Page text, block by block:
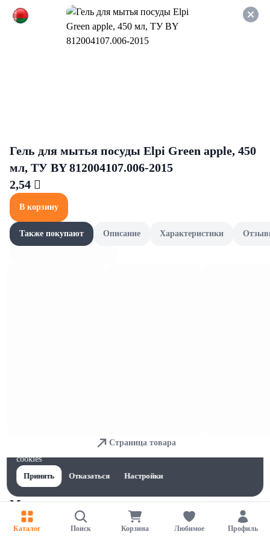
Оформляйте заказ НА
САМОВЫВОЗ и получайте
СКИДКУ 7%
Механические
Каталог Поиск Корзина Любимое Профиль
Для обеспечения удобства пользователей сайта используются
cookies
Принять
Отказаться Настройки
Гель для мытья посуды Elpi Green apple, 450
мл, ТУ BY 812004107.006-2015
2,54 
В корзину
Также покупают Описание Характеристики
Страница товара